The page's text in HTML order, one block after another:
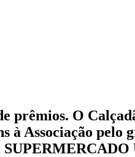
prêmios. O
à Associação pelo